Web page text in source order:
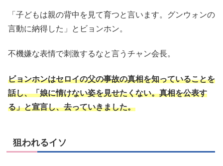
「子どもは親の背中を見て育つと言います。グンウォンの
言動に納得した」とビョンホン。
不機嫌な表情で刺激するなと言うチャン会長。
ビョンホンはセロイの父の事故の真相を知っていることを
話し、「娘に情けない姿を見せたくない。真相を公表す
る」と宣言し、去っていきました。
狙われるイソ